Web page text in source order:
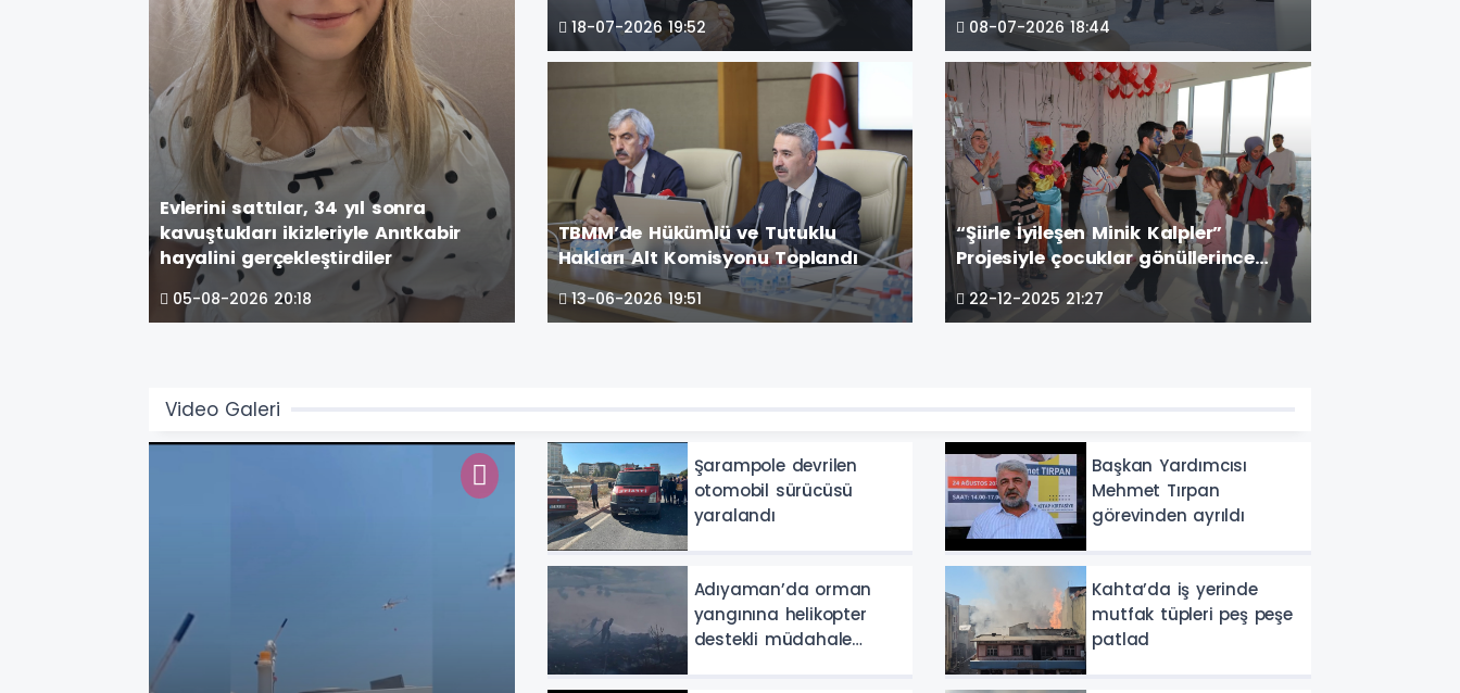
Evlerini sattılar, 34 yıl sonra
kavuştukları ikizleriyle Anıtkabir
hayalini gerçekleştirdiler
05-08-2026 20:18
18-07-2026 19:52 08-07-2026 18:44
TBMM’de Hükümlü ve Tutuklu
Hakları Alt Komisyonu Toplandı
13-06-2026 19:51
“Şiirle İyileşen Minik Kalpler”
Projesiyle çocuklar gönüllerince
eğlendi
22-12-2025 21:27
Video Galeri
Şarampole devrilen
otomobil sürücüsü
yaralandı
Başkan Yardımcısı
Mehmet Tırpan
görevinden ayrıldı
Adıyaman’da orman
yangınına helikopter
destekli müdahale
Kahta’da iş yerinde
mutfak tüpleri peş peşe
patlad